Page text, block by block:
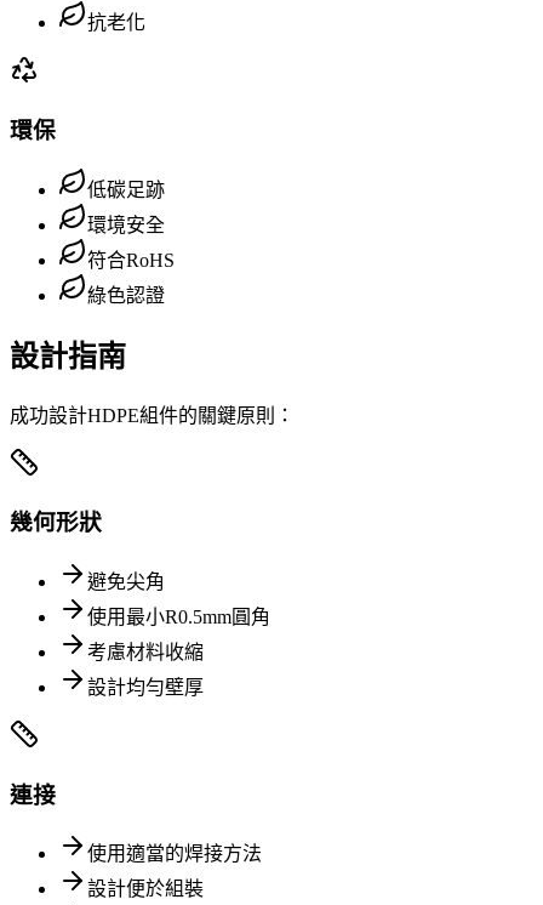
抗老化
環保
低碳足跡
環境安全
符合RoHS
綠色認證
設計指南
成功設計HDPE組件的關鍵原則：
幾何形狀
避免尖角
使用最小R0.5mm圓角
考慮材料收縮
設計均勻壁厚
連接
使用適當的焊接方法
設計便於組裝